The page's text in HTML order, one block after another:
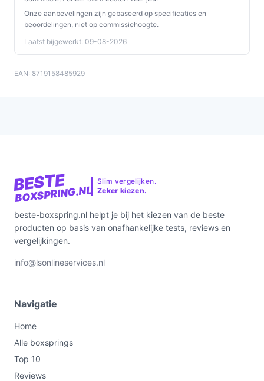
Onze aanbevelingen zijn gebaseerd op specificaties en
beoordelingen, niet op commissiehoogte.
Laatst bijgewerkt: 09-08-2026
EAN: 8719158485929
BESTE
BOXSPRING.NL
Slim vergelijken.
Zeker kiezen.
beste-boxspring.nl helpt je bij het kiezen van de beste
producten op basis van onafhankelijke tests, reviews en
vergelijkingen.
info@lsonlineservices.nl
Navigatie
Home
Alle boxsprings
Top 10
Reviews